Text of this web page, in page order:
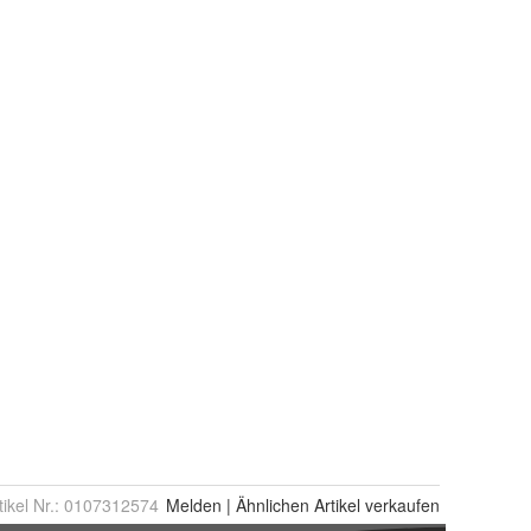
Nr.: 0107312574 Melden | Ähnlichen Artikel verkaufen